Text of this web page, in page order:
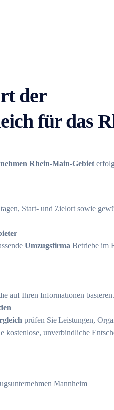
der
für das
Rhein-Main-Gebiet
Start- und Zielort sowie
Umzugsfirma Betriebe im
auf Ihren Informationen basieren.
prüfen Sie Leistungen,
kostenlose, unverbindliche